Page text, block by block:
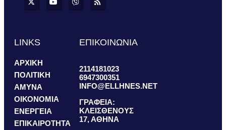
LINKS
ΑΡΧΙΚΗ
ΠΟΛΙΤΙΚΗ
ΑΜΥΝΑ
ΟΙΚΟΝΟΜΙΑ
ΕΝΕΡΓΕΙΑ
ΕΠΙΚΑΙΡΟΤΗΤΑ
ΕΠΙΚΟΙΝΩΝΙΑ
2114181023
6947300351
INFO@ELLHNES.NET
ΓΡΑΦΕΙΑ:
ΚΛΕΙΣΘΕΝΟΥΣ
17, ΑΘΗΝΑ